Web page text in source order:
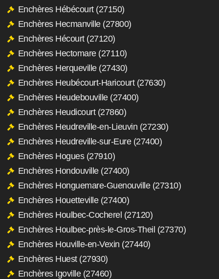
Enchères Hébécourt (27150)
Enchères Hecmanville (27800)
Enchères Hécourt (27120)
Enchères Hectomare (27110)
Enchères Herqueville (27430)
Enchères Heubécourt-Haricourt (27630)
Enchères Heudebouville (27400)
Enchères Heudicourt (27860)
Enchères Heudreville-en-Lieuvin (27230)
Enchères Heudreville-sur-Eure (27400)
Enchères Hogues (27910)
Enchères Hondouville (27400)
Enchères Honguemare-Guenouville (27310)
Enchères Houetteville (27400)
Enchères Houlbec-Cocherel (27120)
Enchères Houlbec-près-le-Gros-Theil (27370)
Enchères Houville-en-Vexin (27440)
Enchères Huest (27930)
Enchères Igoville (27460)